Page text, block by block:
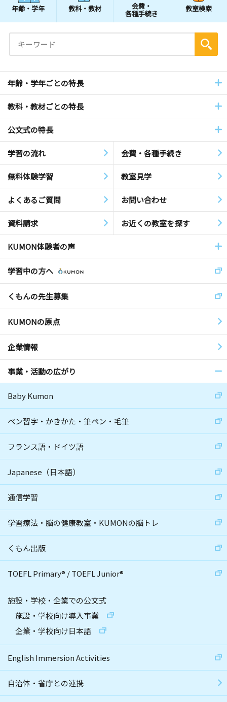
年齢・学年 教科・教材 会費・
各種手続き
教室検索
年齢・学年ごとの特長
教科・教材ごとの特長
公文式の特長
学習の流れ 会費・各種手続き
無料体験学習 教室見学
よくあるご質問 お問い合わせ
資料請求 お近くの教室を探す
KUMON体験者の声
学習中の方へ
くもんの先生募集
KUMONの原点
企業情報
事業・活動の広がり
Baby Kumon
ペン習字・かきかた・筆ペン・毛筆
フランス語・ドイツ語
Japanese（日本語）
通信学習
学習療法・脳の健康教室・KUMONの脳トレ
くもん出版
TOEFL Primary® /TOEFL Junior®
施設・学校・企業での公文式
施設・学校向け導入事業
企業・学校向け日本語
English Immersion Activities
自治体・省庁との連携